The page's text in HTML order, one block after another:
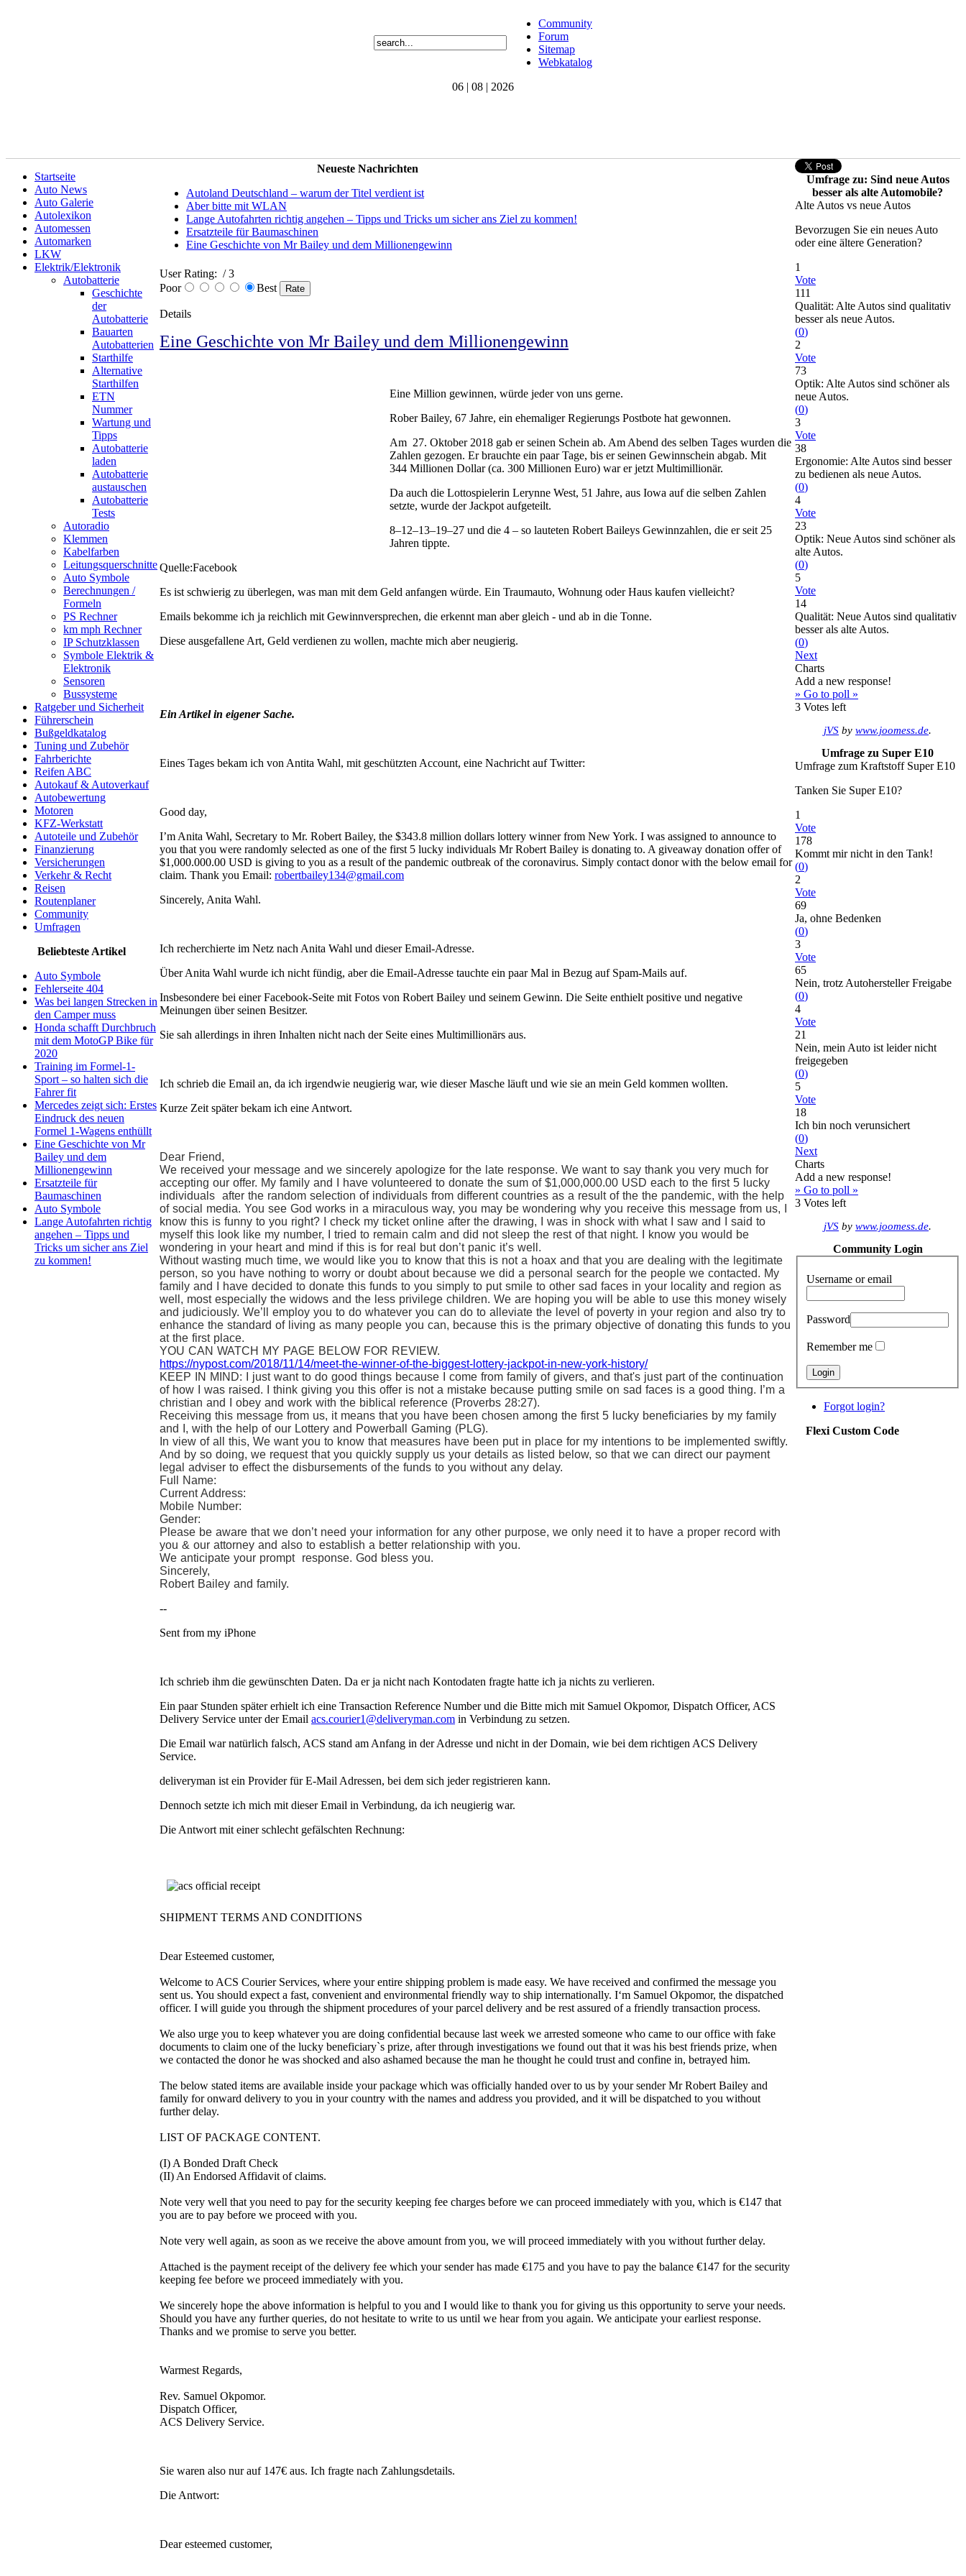
Community
Forum
Sitemap
Webkatalog
06 | 08 | 2026
Startseite
Auto News
Auto Galerie
Autolexikon
Automessen
Automarken
LKW
Elektrik/Elektronik
Autobatterie
Geschichte
der
Autobatterie
Bauarten
Autobatterien
Starthilfe
Alternative
Starthilfen
ETN
Nummer
Wartung und
Tipps
Autobatterie
laden
Autobatterie
austauschen
Autobatterie
Tests
Autoradio
Klemmen
Kabelfarben
Leitungsquerschnitte
Auto Symbole
Berechnungen /
Formeln
PS Rechner
km mph Rechner
IP Schutzklassen
Symbole Elektrik &
Elektronik
Sensoren
Bussysteme
Ratgeber und Sicherheit
Führerschein
Bußgeldkatalog
Tuning und Zubehör
Fahrberichte
Reifen ABC
Autokauf & Autoverkauf
Autobewertung
Motoren
KFZ-Werkstatt
Autoteile und Zubehör
Finanzierung
Versicherungen
Verkehr & Recht
Reisen
Routenplaner
Community
Umfragen
Beliebteste Artikel
Auto Symbole
Fehlerseite 404
Was bei langen Strecken in
den Camper muss
Honda schafft Durchbruch
mit dem MotoGP Bike für
2020
Training im Formel-1-
Sport – so halten sich die
Fahrer fit
Mercedes zeigt sich: Erstes
Eindruck des neuen
Formel 1-Wagens enthüllt
Eine Geschichte von Mr
Bailey und dem
Millionengewinn
Ersatzteile für
Baumaschinen
Auto Symbole
Lange Autofahrten richtig
angehen – Tipps und
Tricks um sicher ans Ziel
zu kommen!
Neueste Nachrichten
Autoland Deutschland – warum der Titel verdient ist
Aber bitte mit WLAN
Lange Autofahrten richtig angehen – Tipps und Tricks um sicher ans Ziel zu kommen!
Ersatzteile für Baumaschinen
Eine Geschichte von Mr Bailey und dem Millionengewinn
User Rating: / 3
Poor
Best
Details
Eine Geschichte von Mr Bailey und dem Millionengewinn
Eine Million gewinnen, würde jeder von uns gerne.
Rober Bailey, 67 Jahre, ein ehemaliger Regierungs Postbote hat gewonnen.
Am 27. Oktober 2018 gab er seinen Schein ab. Am Abend des selben Tages wurden die
Zahlen gezogen. Er brauchte ein paar Tage, bis er seinen Gewinnschein abgab. Mit
344 Millionen Dollar (ca. 300 Millionen Euro) war er jetzt Multimillionär.
Da auch die Lottospielerin Lerynne West, 51 Jahre, aus Iowa auf die selben Zahlen
setzte, wurde der Jackpot aufgeteilt.
8–12–13–19–27 und die 4 – so lauteten Robert Baileys Gewinnzahlen, die er seit 25
Jahren tippte.
Quelle:Facebook
Es ist schwierig zu überlegen, was man mit dem Geld anfangen würde. Ein Traumauto, Wohnung oder Haus kaufen vielleicht?
Emails bekomme ich ja reichlich mit Gewinnversprechen, die erkennt man aber gleich - und ab in die Tonne.
Diese ausgefallene Art, Geld verdienen zu wollen, machte mich aber neugierig.
Ein Artikel in eigener Sache.
Eines Tages bekam ich von Antita Wahl, mit geschützten Account, eine Nachricht auf Twitter:
Good day,
I’m Anita Wahl, Secretary to Mr. Robert Bailey, the $343.8 million dollars lottery winner from New York. I was assigned to announce to
you that you were randomly selected as one of the first 5 lucky individuals Mr Robert Bailey is donating to. A giveaway donation offer of
$1,000.000.00 USD is giving to you as a result of the pandemic outbreak of the coronavirus. Simply contact donor with the below email for
claim. Thank you Email: robertbailey134@gmail.com
Sincerely, Anita Wahl.
Ich recherchierte im Netz nach Anita Wahl und dieser Email-Adresse.
Über Anita Wahl wurde ich nicht fündig, aber die Email-Adresse tauchte ein paar Mal in Bezug auf Spam-Mails auf.
Insbesondere bei einer Facebook-Seite mit Fotos von Robert Bailey und seinem Gewinn. Die Seite enthielt positive und negative
Meinungen über seinen Besitzer.
Sie sah allerdings in ihren Inhalten nicht nach der Seite eines Multimillionärs aus.
Ich schrieb die Email an, da ich irgendwie neugierig war, wie dieser Masche läuft und wie sie an mein Geld kommen wollten.
Kurze Zeit später bekam ich eine Antwort.
Dear Friend,
We received your message and we sincerely apologize for the late response. We want to say thank you very much for
accepting our offer. My family and I have volunteered to donate the sum of $1,000,000.00 USD each to the first 5 lucky
individuals after the random selection of individuals from different countries as a result of the the pandemic, with the help
of social media. You see God works in a miraculous way, you may be wondering why you receive this message from us, I
know this is funny to you right? I check my ticket online after the drawing, I was in shock with what I saw and I said to
myself this look like my number, I tried to remain calm and did not sleep the rest of that night. I know you would be
wondering in your heart and mind if this is for real but don’t panic it’s well.
Without wasting much time, we would like you to know that this is not a hoax and that you are dealing with the legitimate
person, so you have nothing to worry or doubt about because we did a personal search for the people we contacted. My
family and I have decided to donate this funds to you simply to put smile to other sad faces in your locality and region as
well, most especially the widows and the less privilege children. We are hoping you will be able to use this money wisely
and judiciously. We’ll employ you to do whatever you can do to alleviate the level of poverty in your region and also try to
enhance the standard of living as many people you can, because this is the primary objective of donating this funds to you
at the first place.
YOU CAN WATCH MY PAGE BELOW FOR REVIEW.
https://nypost.com/2018/11/14/meet-the-winner-of-the-biggest-lottery-jackpot-in-new-york-history/
KEEP IN MIND: I just want to do good things because I come from family of givers, and that's just part of the continuation
of how I was raised. I think giving you this offer is not a mistake because putting smile on sad faces is a good thing. I’m a
christian and I obey and work with the biblical reference (Proverbs 28:27).
Receiving this message from us, it means that you have been chosen among the first 5 lucky beneficiaries by my family
and I, with the help of our Lottery and Powerball Gaming (PLG).
In view of all this, We want you to know that measures have been put in place for my intentions to be implemented swiftly.
And by so doing, we request that you quickly supply us your details as listed below, so that we can direct our payment
legal adviser to effect the disbursements of the funds to you without any delay.
Full Name:
Current Address:
Mobile Number:
Gender:
Please be aware that we don’t need your information for any other purpose, we only need it to have a proper record with
you & our attorney and also to establish a better relationship with you.
We anticipate your prompt response. God bless you.
Sincerely,
Robert Bailey and family.
--
Sent from my iPhone
Ich schrieb ihm die gewünschten Daten. Da er ja nicht nach Kontodaten fragte hatte ich ja nichts zu verlieren.
Ein paar Stunden später erhielt ich eine Transaction Reference Number und die Bitte mich mit Samuel Okpomor, Dispatch Officer, ACS
Delivery Service unter der Email acs.courier1@deliveryman.com in Verbindung zu setzen.
Die Email war natürlich falsch, ACS stand am Anfang in der Adresse und nicht in der Domain, wie bei dem richtigen ACS Delivery
Service.
deliveryman ist ein Provider für E-Mail Adressen, bei dem sich jeder registrieren kann.
Dennoch setzte ich mich mit dieser Email in Verbindung, da ich neugierig war.
Die Antwort mit einer schlecht gefälschten Rechnung:
SHIPMENT TERMS AND CONDITIONS
Dear Esteemed customer,
Welcome to ACS Courier Services, where your entire shipping problem is made easy. We have received and confirmed the message you
sent us. You should expect a fast, convenient and environmental friendly way to ship internationally. I‘m Samuel Okpomor, the dispatched
officer. I will guide you through the shipment procedures of your parcel delivery and be rest assured of a friendly transaction process.
We also urge you to keep whatever you are doing confidential because last week we arrested someone who came to our office with fake
documents to claim one of the lucky beneficiary`s prize, after through investigations we found out that it was his best friends prize, when
we contacted the donor he was shocked and also ashamed because the man he thought he could trust and confine in, betrayed him.
The below stated items are available inside your package which was officially handed over to us by your sender Mr Robert Bailey and
family for onward delivery to you in your country with the names and address you provided, and it will be dispatched to you without
further delay.
LIST OF PACKAGE CONTENT.
(I) A Bonded Draft Check
(II) An Endorsed Affidavit of claims.
Note very well that you need to pay for the security keeping fee charges before we can proceed immediately with you, which is €147 that
you are to pay before we proceed with you.
Note very well again, as soon as we receive the above amount from you, we will proceed immediately with you without further delay.
Attached is the payment receipt of the delivery fee which your sender has made €175 and you have to pay the balance €147 for the security
keeping fee before we proceed immediately with you.
We sincerely hope the above information is helpful to you and I would like to thank you for giving us this opportunity to serve your needs.
Should you have any further queries, do not hesitate to write to us until we hear from you again. We anticipate your earliest response.
Thanks and we promise to serve you better.
Warmest Regards,
Rev. Samuel Okpomor.
Dispatch Officer,
ACS Delivery Service.
Sie waren also nur auf 147€ aus. Ich fragte nach Zahlungsdetails.
Die Antwort:
Dear esteemed customer,
Umfrage zu: Sind neue Autos
besser als alte Automobile?
Alte Autos vs neue Autos
Bevorzugen Sie ein neues Auto
oder eine ältere Generation?
1
Vote
111
Qualität: Alte Autos sind qualitativ
besser als neue Autos.
(0)
2
Vote
73
Optik: Alte Autos sind schöner als
neue Autos.
(0)
3
Vote
38
Ergonomie: Alte Autos sind besser
zu bedienen als neue Autos.
(0)
4
Vote
23
Optik: Neue Autos sind schöner als
alte Autos.
(0)
5
Vote
14
Qualität: Neue Autos sind qualitativ
besser als alte Autos.
(0)
Next
Charts
Add a new response!
» Go to poll »
3 Votes left
jVS by www.joomess.de.
Umfrage zu Super E10
Umfrage zum Kraftstoff Super E10
Tanken Sie Super E10?
1
Vote
178
Kommt mir nicht in den Tank!
(0)
2
Vote
69
Ja, ohne Bedenken
(0)
3
Vote
65
Nein, trotz Autohersteller Freigabe
(0)
4
Vote
21
Nein, mein Auto ist leider nicht
freigegeben
(0)
5
Vote
18
Ich bin noch verunsichert
(0)
Next
Charts
Add a new response!
» Go to poll »
3 Votes left
jVS by www.joomess.de.
Community Login
Username or email
Password
Remember me
Forgot login?
Flexi Custom Code